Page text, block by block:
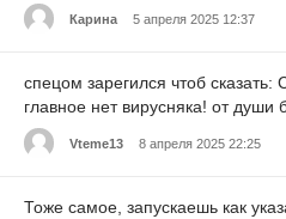
Карина 5 апреля 2025 12:37
спецом зарегился чтоб
главное нет вирусняка! от души
Vteme13 8 апреля 2025 22:25
Тоже самое, запускаешь как